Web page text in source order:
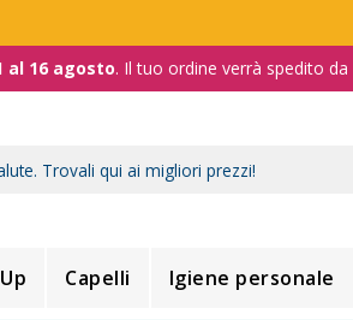
al 16 agosto. Il tuo ordine verrà spedito
Capelli Igiene personale